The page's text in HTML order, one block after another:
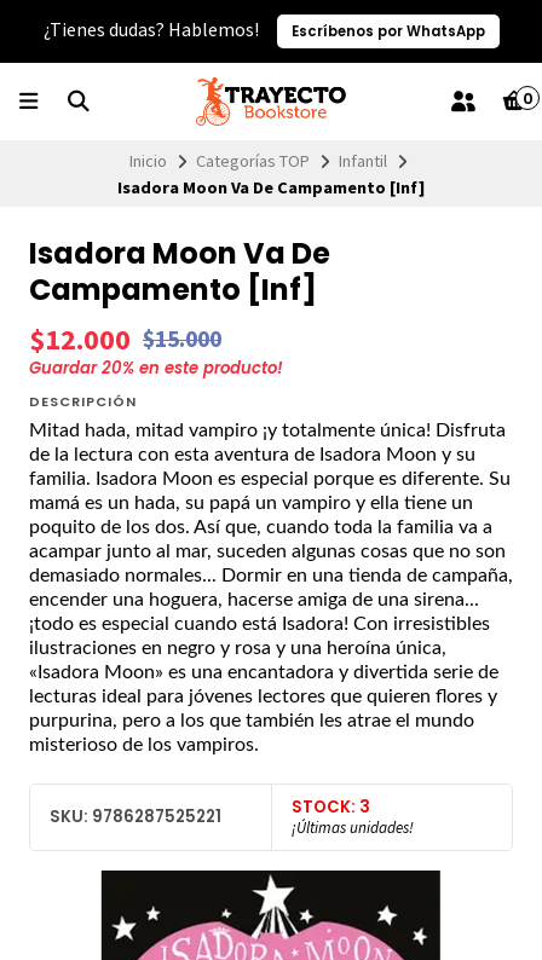
¿Tienes dudas? Hablemos! Escríbenos por WhatsApp
0
Inicio Categorías TOP
Infantil
Isadora Moon Va De Campamento [Inf]
Isadora Moon Va De
Campamento [Inf]
$12.000 $15.000
Guardar20% en este producto!
DESCRIPCIÓN
Mitad hada, mitad vampiro ¡y totalmente única! Disfruta
de la lectura con esta aventura de Isadora Moon y su
familia. Isadora Moon es especial porque es diferente. Su
mamá es un hada, su papá un vampiro y ella tiene un
poquito de los dos. Así que, cuando toda la familia va a
acampar junto al mar, suceden algunas cosas que no son
demasiado normales... Dormir en una tienda de campaña,
encender una hoguera, hacerse amiga de una sirena...
¡todo es especial cuando está Isadora! Con irresistibles
ilustraciones en negro y rosa y una heroína única,
«Isadora Moon» es una encantadora y divertida serie de
lecturas ideal para jóvenes lectores que quieren flores y
purpurina, pero a los que también les atrae el mundo
misterioso de los vampiros.
SKU: 9786287525221 STOCK: 3
¡Últimas unidades!